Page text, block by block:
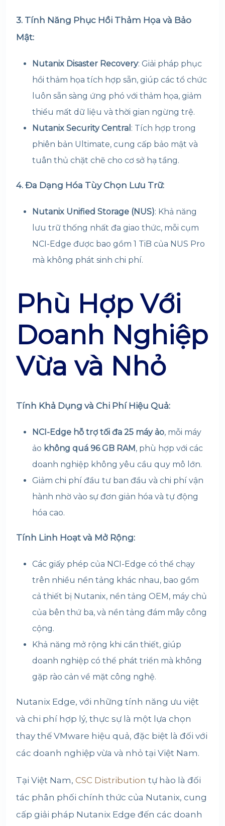
3. Tính Năng Phục Hồi Thảm Họa và Bảo
Mật:
Nutanix Disaster Recovery: Giải pháp phục
hồi thảm họa tích hợp sẵn, giúp các tổ chức
luôn sẵn sàng ứng phó với thảm họa, giảm
thiểu mất dữ liệu và thời gian ngừng trệ.
Nutanix Security Central : Tích hợp trong
phiên bản Ultimate, cung cấp bảo mật và
tuân thủ chặt chẽ cho cơ sở hạ tầng.
4. Đa Dạng Hóa Tùy Chọn Lưu Trữ:
Nutanix Unified Storage (NUS): Khả năng
lưu trữ thống nhất đa giao thức, mỗi cụm
NCI-Edge được bao gồm 1 TiB của NUS Pro
mà không phát sinh chi phí.
Phù Hợp Với
Doanh Nghiệp
Vừa và Nhỏ
Tính Khả Dụng và Chi Phí Hiệu Quả:
NCI-Edge hỗ trợ tối đa 25 máy ảo, mỗi máy
ảo không quá 96 GB RAM, phù hợp với các
doanh nghiệp không yêu cầu quy mô lớn.
Giảm chi phí đầu tư ban đầu và chi phí vận
hành nhờ vào sự đơn giản hóa và tự động
hóa cao.
Tính Linh Hoạt và Mở Rộng:
Các giấy phép của NCI-Edge có thể chạy
trên nhiều nền tảng khác nhau, bao gồm
cả thiết bị Nutanix, nền tảng OEM, máy chủ
của bên thứ ba, và nền tảng đám mây công
cộng.
Khả năng mở rộng khi cần thiết, giúp
doanh nghiệp có thể phát triển mà không
gặp rào cản về mặt công nghệ.
Nutanix Edge, với những tính năng ưu việt
và chi phí hợp lý, thực sự là một lựa chọn
thay thế VMware hiệu quả, đặc biệt là đối với
các doanh nghiệp vừa và nhỏ tại Việt Nam.
Tại Việt Nam, CSC Distribution tự hào là đối
tác phân phối chính thức của Nutanix, cung
cấp giải pháp Nutanix Edge đến các doanh